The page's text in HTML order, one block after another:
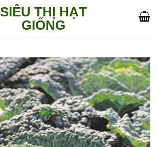
SIÊU THỊ HẠT
GIỐNG